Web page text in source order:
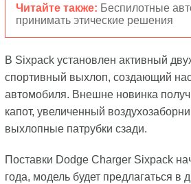
Читайте также: Беспилотные
принимать этические решения
В Sixpack установлен активный
спортивный выхлоп, создающий
автомобиля. Внешне новинка
капот, увеличенный
выхлопные патрубки сзади.
Поставки Dodge Charger Sixpack
года, модель будет предлагаться в